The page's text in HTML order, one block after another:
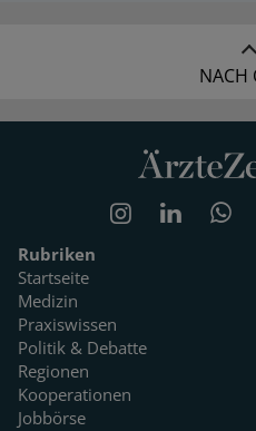
NACH
Rubriken
Startseite
Medizin
Praxiswissen
Politik & Debatte
Regionen
Kooperationen
Jobbörse